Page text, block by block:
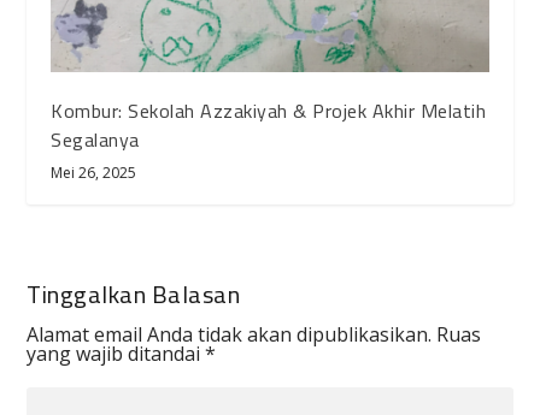
Kombur: Sekolah Azzakiyah & Projek Akhir Melatih
Segalanya
Mei 26, 2025
Tinggalkan Balasan
Alamat email Anda tidak akan dipublikasikan. Ruas
yang wajib ditandai*